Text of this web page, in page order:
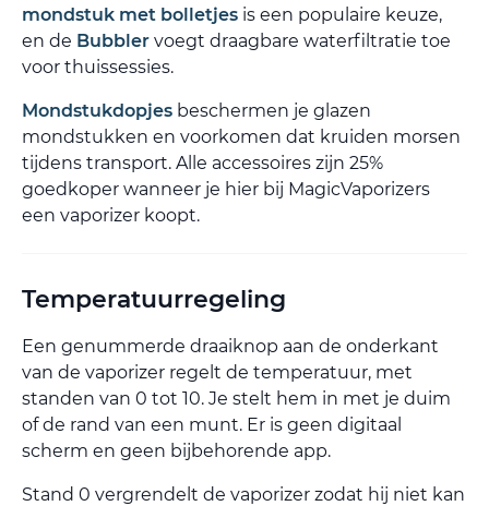
mondstuk met bolletjes is een populaire keuze,
en de Bubbler voegt draagbare waterfiltratie toe
voor thuissessies.
Mondstukdopjes beschermen je glazen
mondstukken en voorkomen dat kruiden morsen
tijdens transport. Alle accessoires zijn 25%
goedkoper wanneer je hier bij MagicVaporizers
een vaporizer koopt.
Temperatuurregeling
Een genummerde draaiknop aan de onderkant
van de vaporizer regelt de temperatuur, met
standen van 0 tot 10. Je stelt hem in met je duim
of de rand van een munt. Er is geen digitaal
scherm en geen bijbehorende app.
Stand 0 vergrendelt de vaporizer zodat hij niet kan